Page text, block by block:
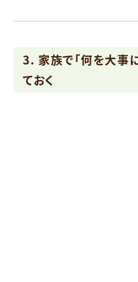
3. 家族で「何を大事
ておく